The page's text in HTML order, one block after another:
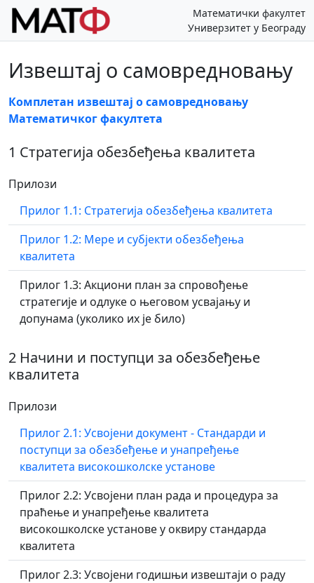
Математички факултет
Универзитет у Београду
Извештај о самовредновању
Комплетан извештај о самовредновању
Математичког факултета
1 Стратегија обезбеђења квалитета
Прилози
Прилог 1.1: Стратегија обезбеђења квалитета
Прилог 1.2: Мере и субјекти обезбеђења
квалитета
Прилог 1.3: Акциони план за спровођење
стратегије и одлуке о његовом усвајању и
допунама (уколико их је било)
2 Начини и поступци за обезбеђење
квалитета
Прилози
Прилог 2.1: Усвојени документ - Стандарди и
поступци за обезбеђење и унапређење
квалитета високошколске установе
Прилог 2.2: Усвојени план рада и процедура за
праћење и унапређење квалитета
високошколске установе у оквиру стандарда
квалитета
Прилог 2.3: Усвојени годишњи извештаји о раду